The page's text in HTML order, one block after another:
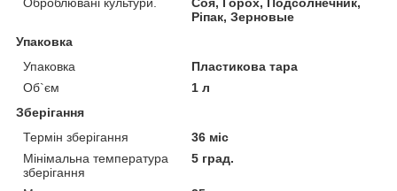
Ріпак, Зерновые
Упаковка
Упаковка
Пластикова тара
Об`єм
1 л
Зберігання
Термін зберігання
36 міс
Мінімальна температура
зберігання
5 град.